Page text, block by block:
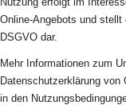
Online-Angebots und
DSGVO dar.
Mehr Informationen zum
Datenschutzerklärung
in den